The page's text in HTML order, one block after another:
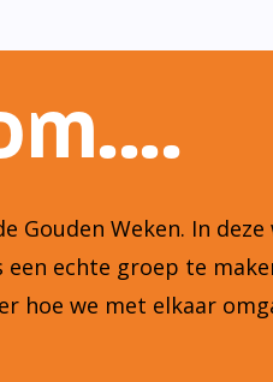
Gouden Weken. In deze
echte groep te
hoe we met elkaar